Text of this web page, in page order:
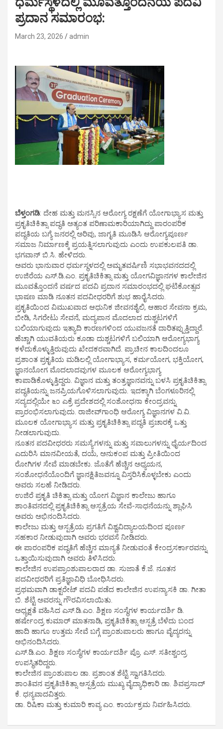
ಪ್ರದಾನ ಸಮಾರಂಭ:
March 23, 2026 admin
ಬೆಳ್ತಂಗಡಿ: ದೇಹ ಮತ್ತು ಮನಸ್ಸಿನ ಆರೋಗ್ಯ ರಕ್ಷಣೆಗೆ ಯೋಗಾಭ್ಯಾಸ ಮತ್ತು
ಪ್ರಕೃತಿಚಿಕಿತ್ಸಾ ಪದ್ಧತಿ ಅತ್ಯಂತ ಪರಿಣಾಮಕಾರಿಯಾಗಿದ್ದು ಪಾರಂಪರಿಕ
ಪದ್ಧತಿಯ ಬಗ್ಯೆ ಜನರಲ್ಲಿ ಅರಿವು, ಜಾಗೃತಿ ಮೂಡಿಸಿ ಆರೋಗ್ಯಪೂರ್ಣ
ಸಮಾಜ ನಿರ್ಮಾಣಕ್ಕೆ ಪ್ರಯತ್ನಿಸಲಾಗುವುದು ಎಂದು ಉಪಕುಲಪತಿ ಡಾ.
ಭಗವಾನ್ ಬಿ.ಸಿ. ಹೇಳಿದರು.
ಅವರು ಭಾನುವಾರ ಧರ್ಮಸ್ಥಳದಲ್ಲಿ ಅಮೃತವರ್ಷಿಣಿ ಸಭಾಭವನದದಲ್ಲಿ
ಉಜಿರೆಯ ಎಸ್.ಡಿ.ಎಂ. ಪ್ರಕೃತಿಚಿಕಿತ್ಸಾ ಮತ್ತು ಯೋಗವಿಜ್ಞಾನಗಳ ಕಾಲೇಜಿನ
ಮೂವತ್ತೊಂದನೆ ವರ್ಷದ ಪದವಿ ಪ್ರದಾನ ಸಮಾರಂಭದಲ್ಲಿ ಘಟಿಕೋತ್ಸವ
ಭಾಷಣ ಮಾಡಿ ನೂತನ ಪದವೀಧರರಿಗೆ ಶುಭ ಹಾರೈಸಿದರು.
ಪ್ರಕೃತಿಯಿಂದ ವಿಮುಖವಾದ ಆಧುನಿಕ ಜೀವನಶೈಲಿ, ಆಹಾರ ಸೇವನಾ ಕ್ರಮ,
ಬೀಡಿ, ಸಿಗರೇಟು ಸೇವನೆ, ಮದ್ಯಪಾನ ಮೊದಲಾದ ದುಶ್ಚಟಗಳಿಗೆ
ಬಲಿಯಾಗುವುದು ಇತ್ಯಾದಿ ಕಾರಣಗಳಿಂದ ಯುವಜನತೆ ದಾರಿತಪ್ಪುತ್ತಿದ್ದಾರೆ.
ಹೆಚ್ಚಾಗಿ ಯುವತಿಯರು ಕೂಡಾ ದುಶ್ಚಟಗಳಿಗೆ ಬಲಿಯಾಗಿ ಆರೋಗ್ಯಭಾಗ್ಯ
ಕಳೆದುಕೊಳ್ಳುತ್ತಿರುವುದು ಖೇದಕರವಾಗಿದೆ. ಪ್ರಾಚೀನ ಕಾಲದಿಂದಲೂ
ಪ್ರಶಾಂತ ಪ್ರಕೃತಿಯ ಮಡಿಲಲ್ಲಿ ಯೋಗಾಭ್ಯಾಸ, ಕರ್ಮಯೋಗ, ಭಕ್ತಿಯೋಗ,
ಜ್ಞಾನಯೋಗ ಮೊದಲಾದವುಗಳ ಮೂಲಕ ಆರೋಗ್ಯಭಾಗ್ಯ
ಕಾಪಾಡಿಕೊಳ್ಳುತ್ತಿದ್ದರು. ವಿಜ್ಞಾನ ಮತ್ತು ತಂತ್ರಜ್ಞಾನವನ್ನು ಬಳಸಿ ಪ್ರಕೃತಿಚಿಕಿತ್ಸಾ
ಪದ್ಧತಿಯನ್ನು ಜನಪ್ರಿಯಗೊಳಿಸಲಾಗುವುದು. ಇದಕ್ಕಾಗಿ ಬೆಂಗಳೂರಿನಲ್ಲಿ
ಸದ್ಯದಲ್ಲಿಯೇ ೬೦ ಎಕ್ರೆ ಪ್ರದೇಶದಲ್ಲಿ ಸಂಶೋಧನಾ ಕೇಂದ್ರವನ್ನು
ಪ್ರಾರಂಭಿಸಲಾಗುವುದು. ರಾಜೀವ್‌ಗಾಂಧಿ ಆರೋಗ್ಯ ವಿಜ್ಞಾನಗಳ ವಿ.ವಿ.
ಮೂಲಕ ಯೋಗಾಭ್ಯಾಸ ಮತ್ತು ಪ್ರಕೃತಿಚಿಕಿತ್ಸಾ ಪದ್ಧತಿ ಪ್ರಚಾರಕ್ಕೆ ಒತ್ತು
ನೀಡಲಾಗುವುದು.
ನೂತನ ಪದವೀಧರರು ಸಮಸ್ಯೆಗಳನ್ನು ಮತ್ತು ಸವಾಲುಗಳನ್ನು ಧೈರ್ಯದಿಂದ
ಎದುರಿಸಿ ಮಾನವೀಯತೆ, ದಯೆ, ಅನುಕಂಪ ಮತ್ತು ಪ್ರೀತಿಯಿಂದ
ರೋಗಿಗಳ ಸೇವೆ ಮಾಡಬೇಕು. ಜೊತೆಗೆ ಹೆಚ್ಚಿನ ಅಧ್ಯಯನ,
ಸಂಶೋಧನೆಯೊಂದಿಗೆ ಜ್ಞಾನಕ್ಷಿತಿಜವನ್ನೂ ವಿಸ್ತರಿಸಿಕೊಳ್ಳಬೇಕು ಎಂದು
ಅವರು ಸಲಹೆ ನೀಡಿದರು.
ಉಜಿರೆ ಪ್ರಕೃತಿ ಚಿಕಿತ್ಸಾ ಮತ್ತು ಯೋಗ ವಿಜ್ಞಾನ ಕಾಲೇಜು ಹಾಗೂ
ಶಾಂತಿವನದಲ್ಲಿ ಪ್ರಕೃತಿಚಿಕಿತ್ಸಾ ಆಸ್ಪತ್ರೆಯ ಸೇವೆ-ಸಾಧನೆಯನ್ನು ಶ್ಲಾಘಿಸಿ
ಅವರು ಅಭಿನಂದಿಸಿದರು.
ಕಾಲೇಜು ಮತ್ತು ಆಸ್ಪತ್ರೆಯ ಪ್ರಗತಿಗೆ ವಿಶ್ವವಿದ್ಯಾಲಯದಿಂದ ಪೂರ್ಣ
ಸಹಕಾರ ನೀಡುವುದಾಗಿ ಅವರು ಭರವಸೆ ನೀಡಿದರು.
ಈ ಪಾರಂಪರಿಕ ಪದ್ಧತಿಗೆ ಹೆಚ್ಚಿನ ಮಾನ್ಯತೆ ನೀಡುವಂತೆ ಕೇಂದ್ರಸರ್ಕಾರವನ್ನು
ಒತ್ತಾಯಿಸುವುದಾಗಿ ಅವರು ತಿಳಿಸಿದರು.
ಕಾಲೇಜಿನ ಉಪಪ್ರಾಂಶುಪಾಲರಾದ ಡಾ. ಸುಜಾತೆ ಕೆ.ಜೆ. ನೂತನ
ಪದವೀಧರರಿಗೆ ಪ್ರತಿಜ್ಞಾವಿಧಿ ಬೋಧಿಸಿದರು.
ಪ್ರಥಮವಾಗಿ ಡಾಕ್ಟರೇಟ್ ಪದವಿ ಪಡೆದ ಕಾಲೇಜಿನ ಉಪನ್ಯಾಸಕಿ ಡಾ. ಗೀತಾ
ಬಿ. ಶೆಟ್ಟಿ ಅವರನ್ನು ಗೌರವಿಸಲಾಯಿತು.
ಅಧ್ಯಕ್ಷತೆ ವಹಿಸಿದ ಎಸ್.ಡಿ.ಎಂ. ಶಿಕ್ಷಣ ಸಂಸ್ಥೆಗಳ ಕಾರ್ಯದರ್ಶಿ ಡಿ.
ಹರ್ಷೇಂದ್ರ ಕುಮಾರ್ ಮಾತನಾಡಿ, ಪ್ರಕೃತಿಚಿಕಿತ್ಸಾ ಆಸ್ಪತ್ರೆ ಬೆಳೆದು ಬಂದ
ಹಾದಿ ಹಾಗೂ ಉತ್ತಮ ಸೇವೆ ಬಗ್ಗೆ ಪ್ರಾಂಶುಪಾಲರು ಹಾಗೂ ವೈದ್ಯರನ್ನು
ಅಭಿನಂದಿಸಿದರು.
ಎಸ್.ಡಿ.ಎಂ. ಶಿಕ್ಷಣ ಸಂಸ್ಥೆಗಳ ಕಾರ್ಯದರ್ಶಿ ಪ್ರೊ. ಎಸ್. ಸತೀಶ್ಚಂದ್ರ
ಉಪಸ್ಥಿತರಿದ್ದರು.
ಕಾಲೇಜಿನ ಪ್ರಾಂಶುಪಾಲ ಡಾ. ಪ್ರಶಾಂತ ಶೆಟ್ಟಿ ಸ್ವಾಗತಿಸಿದರು.
ಶಾಂತಿವನ ಪ್ರಕೃತಿಚಿಕಿತ್ಸಾ ಆಸ್ಪತ್ರೆಯ ಮುಖ್ಯ ವೈದ್ಯಾಧಿಕಾರಿ ಡಾ. ಶಿವಪ್ರಸಾದ್
ಕೆ. ಧನ್ಯವಾದವಿತ್ತರು.
ಡಾ. ರಿಷಿಕಾ ಮತ್ತು ಕುಮಾರಿ ಕಾವ್ಯ ಎಂ. ಕಾರ್ಯಕ್ರಮ ನಿರ್ವಹಿಸಿದರು.